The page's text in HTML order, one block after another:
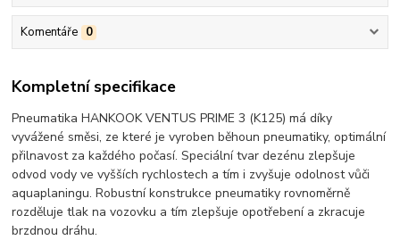
Komentáře 0
Kompletní specifikace
Pneumatika HANKOOK VENTUS PRIME 3 (K125) má díky
vyvážené směsi, ze které je vyroben běhoun pneumatiky, optimální
přilnavost za každého počasí. Speciální tvar dezénu zlepšuje
odvod vody ve vyšších rychlostech a tím i zvyšuje odolnost vůči
aquaplaningu. Robustní konstrukce pneumatiky rovnoměrně
rozděluje tlak na vozovku a tím zlepšuje opotřebení a zkracuje
brzdnou dráhu.